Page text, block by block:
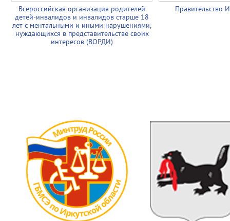
Всероссийская организация родителей
детей-инвалидов и инвалидов старше 18
лет с ментальными и иными нарушениями,
нуждающихся в представительстве своих
интересов (ВОРДИ)
Правительство